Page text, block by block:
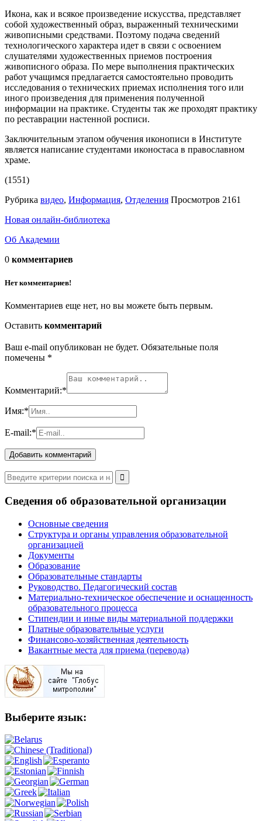
Икона, как и всякое произведение искусства, представляет
собой художественный образ, выраженный техническими
живописными средствами. Поэтому подача сведений
технологического характера идет в связи с освоением
слушателями художественных приемов построения
живописного образа. По мере выполнения практических
работ учащимся предлагается самостоятельно проводить
исследования о технических приемах исполнения того или
иного произведения для применения полученной
информации на практике. Студенты так же проходят практику
по реставрации настенной росписи.
Заключительным этапом обучения иконописи в Институте
является написание студентами иконостаса в православном
храме.
(1551)
Рубрика видео, Информация, Отделения Просмотров 2161
Новая онлайн-библиотека
Об Академии
0 комментариев
Нет комментариев!
Комментариев еще нет, но вы можете быть первым.
Оставить комментарий
Ваш e-mail опубликован не будет. Обязательные поля
помечены *
Комментарий:*
Имя:*
E-mail:*
Сведения об образовательной организации
Основные сведения
Структура и органы управления образовательной
организацией
Документы
Образование
Образовательные стандарты
Руководство. Педагогический состав
Материально-техническое обеспечение и оснащенность
образовательного процесса
Стипендии и иные виды материальной поддержки
Платные образовательные услуги
Финансово-хозяйственная деятельность
Вакантные места для приема (перевода)
Выберите язык: